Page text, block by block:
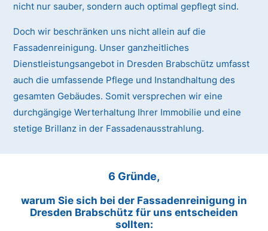
nicht nur sauber, sondern auch optimal gepflegt sind.
Doch wir beschränken uns nicht allein auf die
Fassadenreinigung. Unser ganzheitliches
Dienstleistungsangebot in Dresden Brabschütz umfasst
auch die umfassende Pflege und Instandhaltung des
gesamten Gebäudes. Somit versprechen wir eine
durchgängige Werterhaltung Ihrer Immobilie und eine
stetige Brillanz in der Fassadenausstrahlung.
6 Gründe,
warum Sie sich bei der Fassadenreinigung in
Dresden Brabschütz für uns entscheiden
sollten: